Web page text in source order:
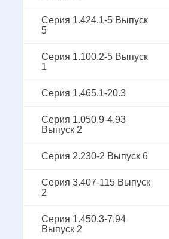
Серия 1.424.1-5 Выпуск
5
Серия 1.100.2-5 Выпуск
1
Серия 1.465.1-20.3
Серия 1.050.9-4.93
Выпуск 2
Серия 2.230-2 Выпуск 6
Серия 3.407-115 Выпуск
2
Серия 1.450.3-7.94
Выпуск 2